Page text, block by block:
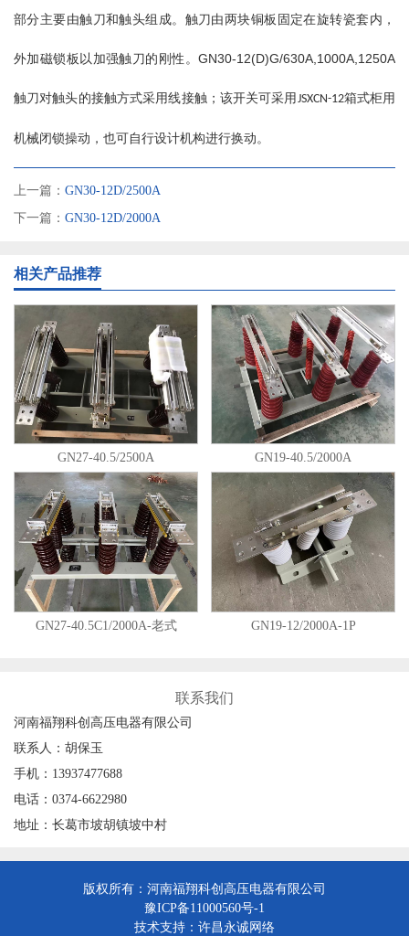
部分主要由触刀和触头组成。触刀由两块铜板固定在旋转瓷套内，
外加磁锁板以加强触刀的刚性。GN30-12(D)G/630A,1000A,1250A
触刀对触头的接触方式采用线接触； 该开关可采用JSXCN-12箱式柜用
机械闭锁操动，也可自行设计机构进行换动。
上一篇： GN30-12D/2500A
下一篇： GN30-12D/2000A
相关产品推荐
GN27-40.5/2500A GN19-40.5/2000A
GN27-40.5C1/2000A-老式 GN19-12/2000A-1P
联系我们
河南福翔科创高压电器有限公司
联系人：胡保玉
手机：13937477688
电话：0374-6622980
地址：长葛市坡胡镇坡中村
版权所有：河南福翔科创高压电器有限公司
豫ICP备11000560号-1
技术支持： 许昌永诚网络